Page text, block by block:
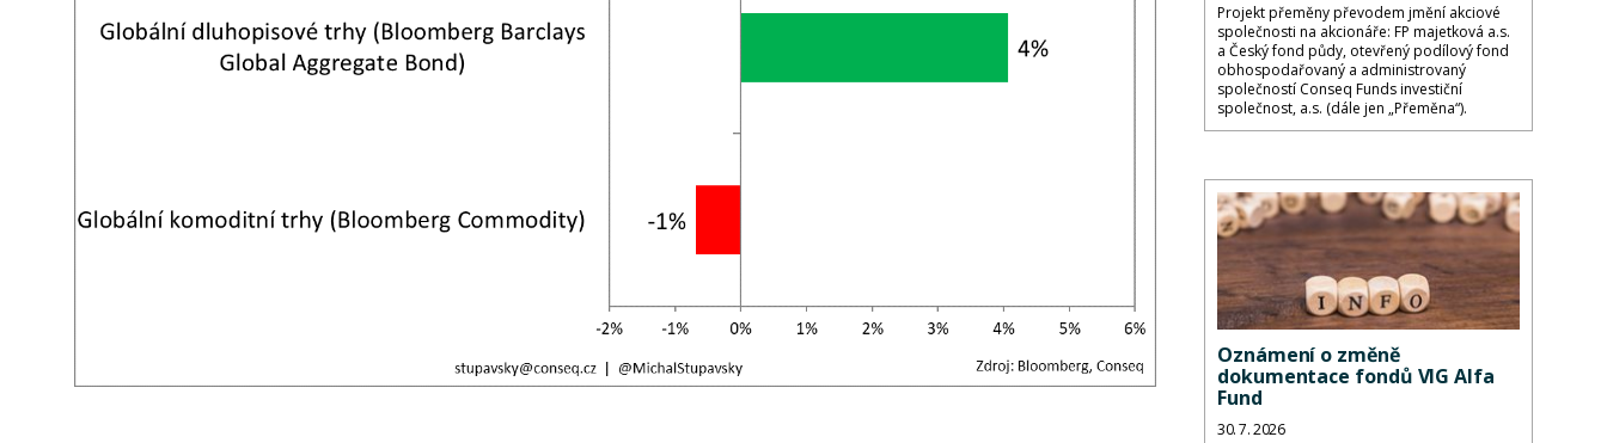
Projekt přeměny převodem jmění akciové
společnosti na akcionáře: FP majetková a.s.
a Český fond půdy, otevřený podílový fond
obhospodařovaný a administrovaný
společností Conseq Funds investiční
společnost, a.s. (dále jen „Přeměna“).
Oznámení o změně
dokumentace fondů VIG Alfa
Fund
30. 7. 2026